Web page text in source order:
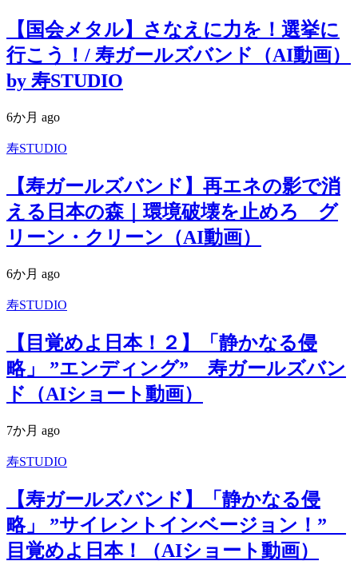
【国会メタル】さなえに力を！選挙に
行こう！/ 寿ガールズバンド（AI動画）
by 寿STUDIO
6か月 ago
寿STUDIO
【寿ガールズバンド】再エネの影で消
える日本の森｜環境破壊を止めろ グ
リーン・クリーン（AI動画）
6か月 ago
寿STUDIO
【目覚めよ日本！２】「静かなる侵
略」 ”エンディング” 寿ガールズバン
ド（AIショート動画）
7か月 ago
寿STUDIO
【寿ガールズバンド】「静かなる侵
略」 ”サイレントインベージョン！”
目覚めよ日本！（AIショート動画）